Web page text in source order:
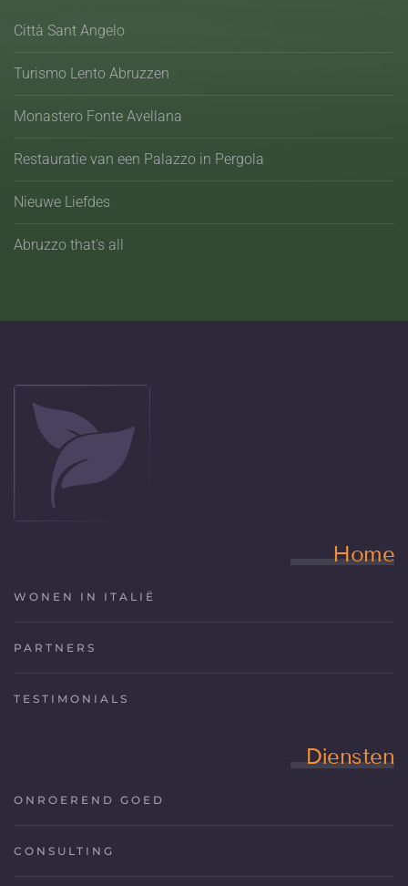
Città Sant Angelo
Turismo Lento Abruzzen
Monastero Fonte Avellana
Restauratie van een Palazzo in Pergola
Nieuwe Liefdes
Abruzzo that's all
Home
WONEN IN ITALIË
PARTNERS
TESTIMONIALS
Diensten
ONROEREND GOED
CONSULTING